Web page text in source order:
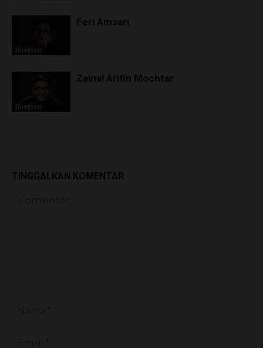
Direktori
Feri Amsari
Direktori
Zainal Arifin Mochtar
TINGGALKAN KOMENTAR